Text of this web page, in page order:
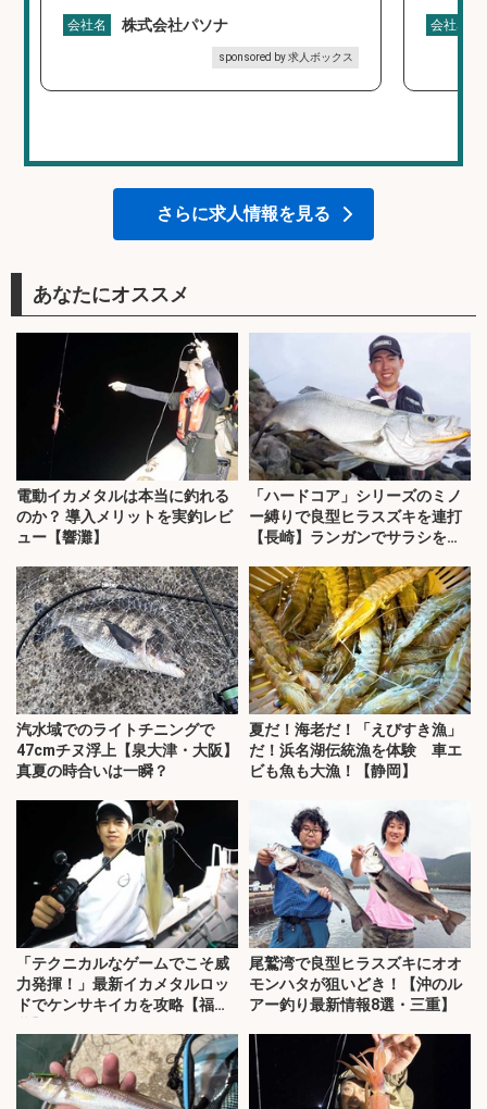
会社名 株式会社パソナ
sponsored by 求人ボックス
会社名
さらに求人情報を見る
あなたにオススメ
電動イカメタルは本当に釣れる
のか？ 導入メリットを実釣レビ
ュー【響灘】
「ハードコア」シリーズのミノ
ー縛りで良型ヒラスズキを連打
【長崎】ランガンでサラシを攻
汽水域でのライトチニングで
47cmチヌ浮上【泉大津・大阪】
真夏の時合いは一瞬？
夏だ！海老だ！「えびすき漁」
だ！浜名湖伝統漁を体験 車エ
ビも魚も大漁！【静岡】
「テクニカルなゲームでこそ威
力発揮！」最新イカメタルロッ
ドでケンサキイカを攻略【福
尾鷲湾で良型ヒラスズキにオオ
モンハタが狙いどき！【沖のル
アー釣り最新情報8選・三重】